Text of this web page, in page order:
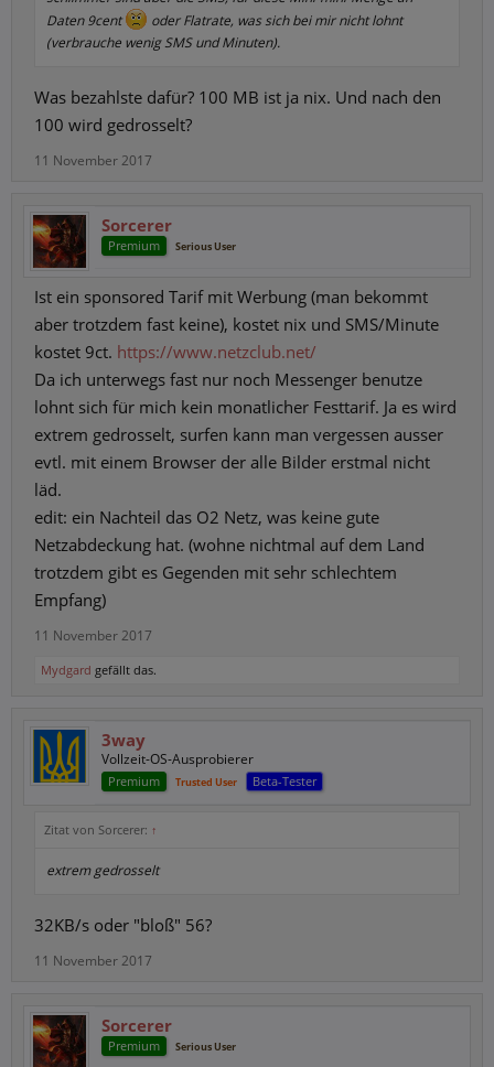
Daten 9cent
oder Flatrate, was sich bei mir nicht lohnt
(verbrauche wenig SMS und Minuten).
Was bezahlste dafür? 100 MB ist ja nix. Und nach den
100 wird gedrosselt?
11 November 2017
Sorcerer
Premium Serious User
Ist ein sponsored Tarif mit Werbung (man bekommt
aber trotzdem fast keine), kostet nix und SMS/Minute
kostet 9ct. https://www.netzclub.net/
Da ich unterwegs fast nur noch Messenger benutze
lohnt sich für mich kein monatlicher Festtarif. Ja es wird
extrem gedrosselt, surfen kann man vergessen ausser
evtl. mit einem Browser der alle Bilder erstmal nicht
läd.
edit: ein Nachteil das O2 Netz, was keine gute
Netzabdeckung hat. (wohne nichtmal auf dem Land
trotzdem gibt es Gegenden mit sehr schlechtem
Empfang)
11 November 2017
Mydgard gefällt das.
3way
Vollzeit-OS-Ausprobierer
Premium Trusted User Beta-Tester
Zitat von Sorcerer: ↑
extrem gedrosselt
32KB/s oder "bloß" 56?
11 November 2017
Sorcerer
Premium Serious User